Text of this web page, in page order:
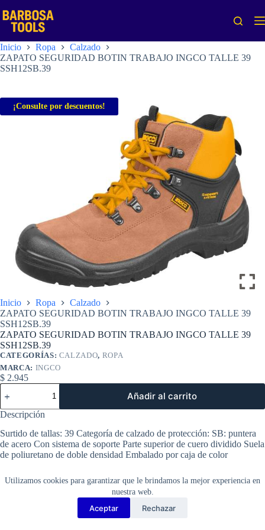
al
contenido
Utilizamos cookies para garantizar que le brindamos la mejor experiencia en
nuestra web.
Aceptar Rechazar
Inicio Ropa
Calzado
ZAPATO SEGURIDAD BOTIN TRABAJO INGCO TALLE 39
SSH12SB.39
¡Consulte por descuentos!
Inicio Ropa
Calzado
ZAPATO SEGURIDAD BOTIN TRABAJO INGCO TALLE 39
SSH12SB.39
ZAPATO SEGURIDAD BOTIN TRABAJO INGCO TALLE 39
SSH12SB.39
CATEGORÍAS: CALZADO, ROPA
MARCA: INGCO
$ 2.945
ZAPATO
SEGURIDAD
BOTIN
TRABAJO
TALLE
39
SSH12SB.39
Añadir al carrito
Descripción
Surtido de tallas: 39 Categoría de calzado de protección: SB: puntera
de acero Con sistema de soporte Parte superior de cuero dividido Suela
de poliuretano de doble densidad Embalado por caja de color
Copyright Barbosa Tools©